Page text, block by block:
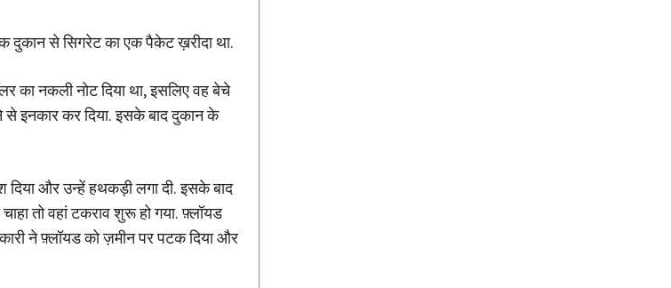
दुकान से सिगरेट का एक पैकेट ख़रीदा था.
का नकली नोट दिया था, इसलिए वह बेचे
से इनकार कर दिया. इसके बाद दुकान के
और उन्हें हथकड़ी लगा दी. इसके बाद
तो वहां टकराव शुरू हो गया. फ़्लॉयड
ने फ़्लॉयड को ज़मीन पर पटक दिया और